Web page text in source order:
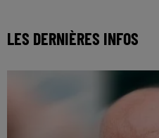
LES DERNIÈRES INFOS